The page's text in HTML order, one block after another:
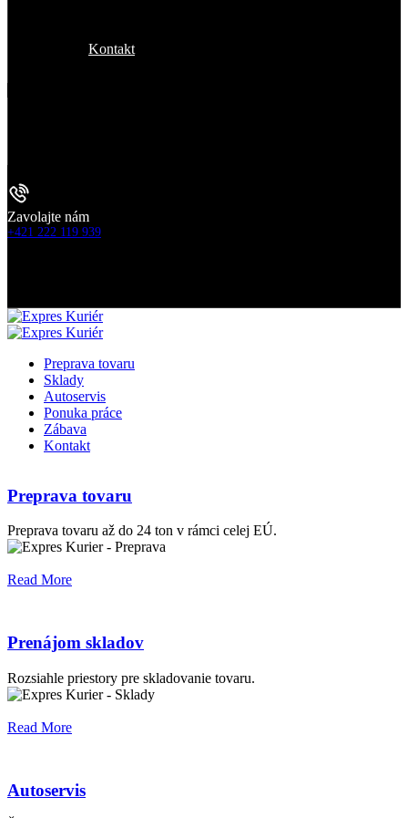
Kontakt
Zavolajte nám
+421 222 119 939
Preprava tovaru
Sklady
Autoservis
Ponuka práce
Zábava
Kontakt
Preprava tovaru
Preprava tovaru až do 24 ton v rámci celej EÚ.
Read More
Prenájom skladov
Rozsiahle priestory pre skladovanie tovaru.
Read More
Autoservis